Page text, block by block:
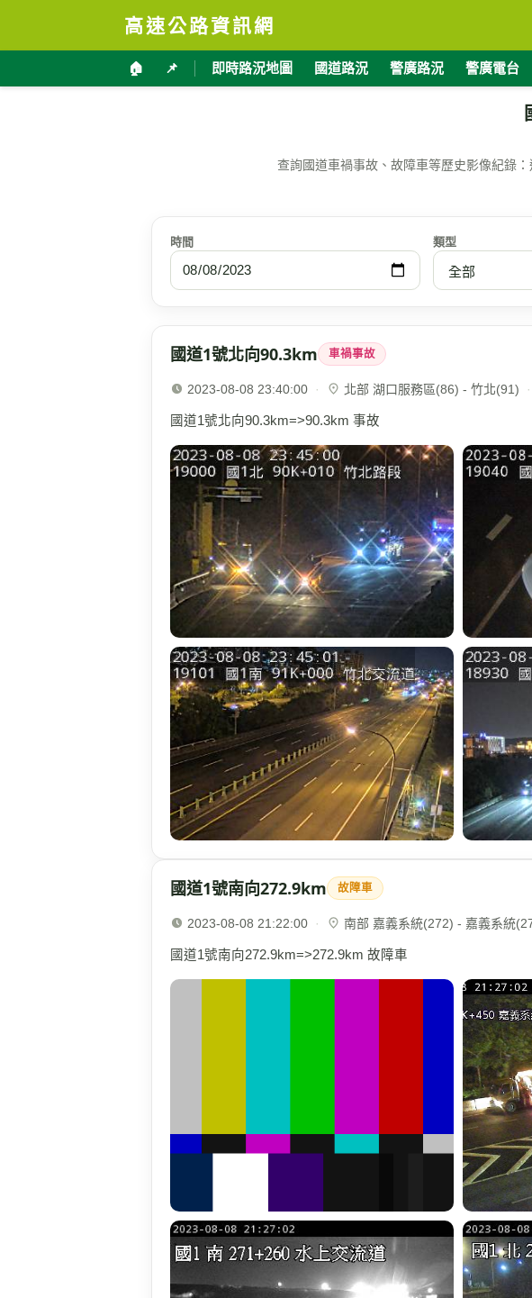
高速公路資訊網
🏠 📌 即時路況地圖 國道路況 警廣路況 警廣電台
查詢國道車禍事故、故障車等歷史影像紀錄
時間 類型
國道1號北向90.3km 車禍事故
2023-08-08 23:40:00 · 北部 湖口服務區(86) - 竹北(91) ·
國道1號北向90.3km=>90.3km 事故
國道1號南向272.9km 故障車
2023-08-08 21:22:00 · 南部 嘉義系統(272) - 嘉義系統
國道1號南向272.9km=>272.9km 故障車